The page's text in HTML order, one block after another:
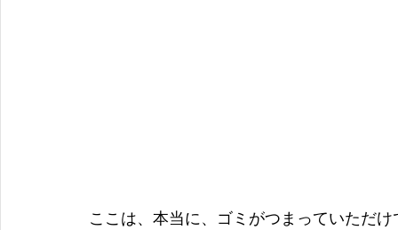
ここは、本当に、ゴミがつまっていただけ